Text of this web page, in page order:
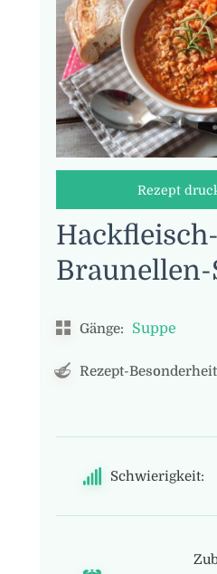
Rezept
Hackfleisch-
Braunellen-
Gänge: Suppe
Rezept-
Schwierigkeit: